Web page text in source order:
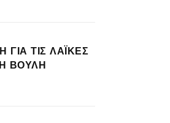
ΓΙΑ ΤΙΣ ΛΑΪΚΕΣ
ΒΟΥΛΗ